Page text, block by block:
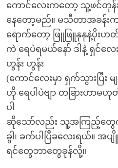
ကောင်လေးကတော့ သူ့ဖင်တု
နေတော့မည်။ မသီတာအခန်း
ရောက်တော့ ဖြူဖြူနုနုနဲ့ပိုးဟ
ကဲ ရေပဲရမယ်နော် ဒါနဲ့ ရှင်လေ
ဟွန်း ဟွန်း
(ကောင်လေးမှာ ရှက်သွားပြီး
ဟို ရေပါပဲဗျာ တခြားဟာ
ပါ
ဆိုသော်လည်း သူ့အကြည့်တွေ
ခွါ၊ ခက်ပါပြီခလေးရယ်။
ရင်တွေဘာတွေခုန်လို့။